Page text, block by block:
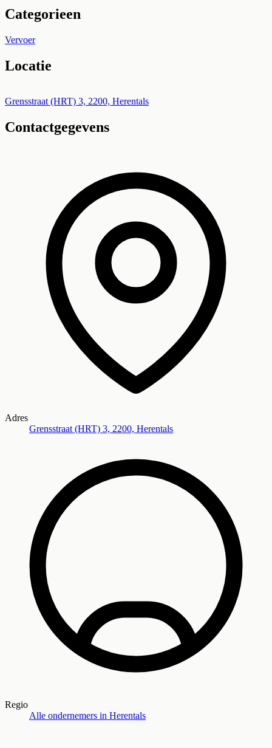
Categorieen
Vervoer
Locatie
+
−
Grensstraat (HRT) 3, 2200, Herentals
Contactgegevens
Adres
Grensstraat (HRT) 3, 2200, Herentals
Regio
Alle ondernemers in Herentals